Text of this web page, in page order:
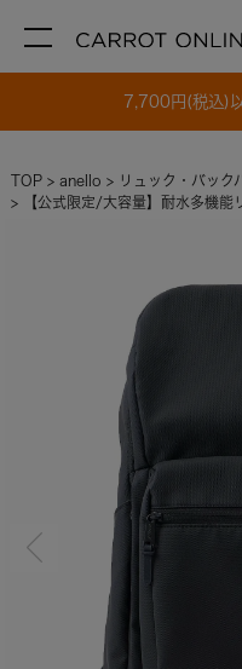
7,700円(税込)
TOP anello
リュック・バック
【公式限定/大容量】耐水多機